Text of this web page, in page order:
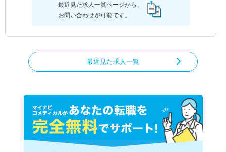
最近見た求人一覧ページから、
お問い合わせが可能です。
最近見た求人一覧